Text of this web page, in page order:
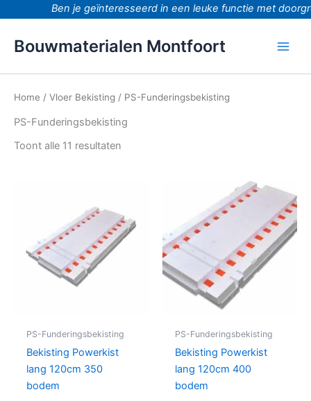
Ben je geïnteresseerd in een leuke functie met
Bouwmaterialen Montfoort
Home / Vloer Bekisting / PS-Funderingsbekisting
PS-Funderingsbekisting
Toont alle 11 resultaten
PS-Funderingsbekisting
Bekisting Powerkist
lang 120cm 350
bodem
PS-Funderingsbekisting
Bekisting Powerkist
lang 120cm 400
bodem